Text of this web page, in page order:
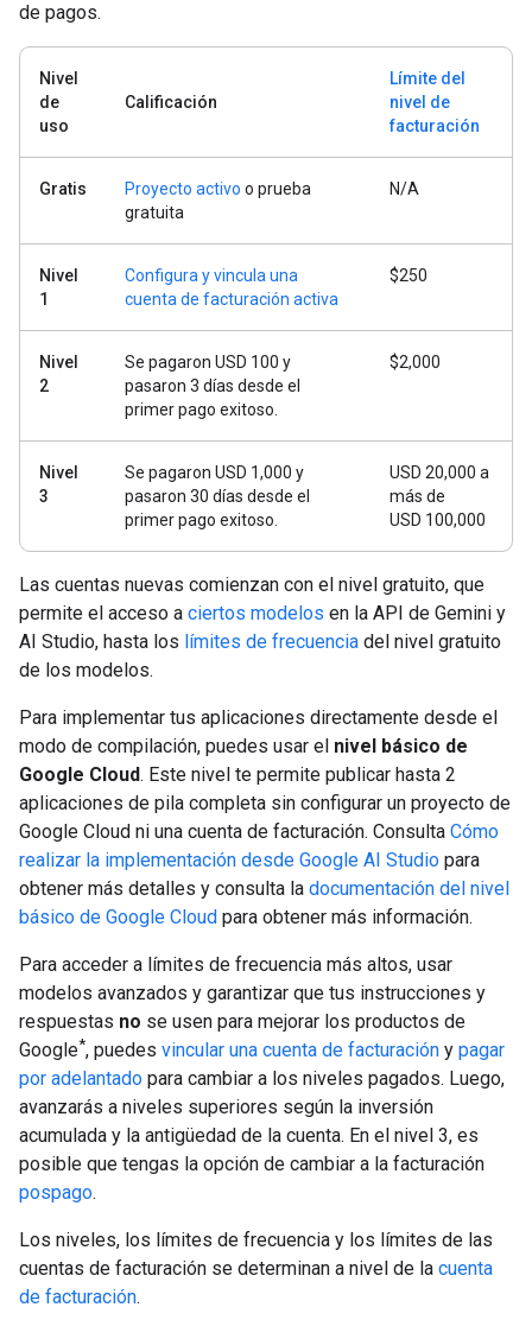
de pagos.
Nivel
de
uso
Calificación
Límite del
nivel de
facturación
Gratis Proyecto activo o prueba
gratuita
N/A
Nivel
1
Configura y vincula una
cuenta de facturación activa
$250
Nivel
2
Se pagaron USD 100 y
pasaron 3 días desde el
primer pago exitoso.
$2,000
Nivel
3
Se pagaron USD 1,000 y
pasaron 30 días desde el
primer pago exitoso.
USD 20,000 a
más de
USD 100,000
Las cuentas nuevas comienzan con el nivel gratuito, que
permite el acceso a ciertos modelos en la API de Gemini y
AI Studio, hasta los límites de frecuencia del nivel gratuito
de los modelos.
Para implementar tus aplicaciones directamente desde el
modo de compilación, puedes usar el nivel básico de
Google Cloud. Este nivel te permite publicar hasta 2
aplicaciones de pila completa sin configurar un proyecto de
Google Cloud ni una cuenta de facturación. Consulta Cómo
realizar la implementación desde Google AI Studio para
obtener más detalles y consulta la documentación del nivel
básico de Google Cloud para obtener más información.
Para acceder a límites de frecuencia más altos, usar
modelos avanzados y garantizar que tus instrucciones y
respuestas no se usen para mejorar los productos de
Google*, puedes vincular una cuenta de facturación y pagar
por adelantado para cambiar a los niveles pagados. Luego,
avanzarás a niveles superiores según la inversión
acumulada y la antigüedad de la cuenta. En el nivel 3, es
posible que tengas la opción de cambiar a la facturación
pospago.
Los niveles, los límites de frecuencia y los límites de las
cuentas de facturación se determinan a nivel de la cuenta
de facturación.